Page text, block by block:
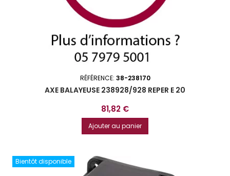
RÉFÉRENCE: 38-238170
AXE BALAYEUSE 238928/928 REPER E 20
Prix
81,82 €
Ajouter au panier
Bientôt disponible